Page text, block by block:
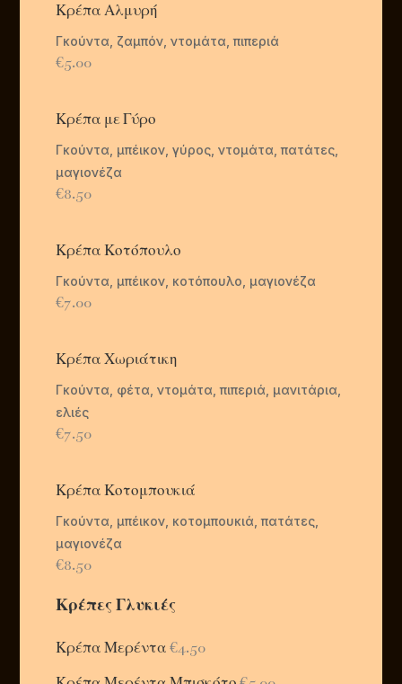
Κρέπα Αλμυρή
Γκούντα, ζαμπόν, ντομάτα, πιπεριά
€5.00
Κρέπα με Γύρο
Γκούντα, μπέικον, γύρος, ντομάτα, πατάτες,
μαγιονέζα
€8.50
Κρέπα Κοτόπουλο
Γκούντα, μπέικον, κοτόπουλο, μαγιονέζα
€7.00
Κρέπα Χωριάτικη
Γκούντα, φέτα, ντομάτα, πιπεριά, μανιτάρια,
ελιές
€7.50
Κρέπα Κοτομπουκιά
Γκούντα, μπέικον, κοτομπουκιά, πατάτες,
μαγιονέζα
€8.50
Κρέπες Γλυκιές
Κρέπα Μερέντα€4.50